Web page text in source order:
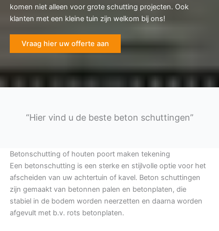
komen niet alleen voor grote schutting projecten. Ook
klanten met een kleine tuin zijn welkom bij ons!
Vraag hier uw offerte aan
“Hier vind u de beste beton schuttingen”
Betonschutting of houten poort maken tekening
Een betonschutting is een sterke en stijlvolle optie voor het
afscheiden van uw achtertuin of kavel. Beton schuttingen
zijn gemaakt van betonnen palen en betonplaten, die
stabiel in de bodem worden neerzetten en daarna worden
afgevult met b.v. rots betonplaten.